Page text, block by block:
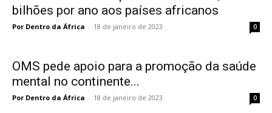
bilhões por ano aos países africanos
Por Dentro da África - 18 de janeiro de 2023 0
OMS pede apoio para a promoção da saúde
mental no continente...
Por Dentro da África - 18 de janeiro de 2023 0